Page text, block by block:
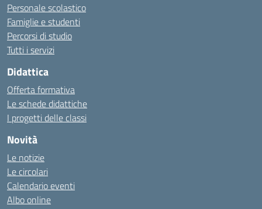
Personale scolastico
Famiglie e studenti
Percorsi di studio
Tutti i servizi
Didattica
Offerta formativa
Le schede didattiche
I progetti delle classi
Novità
Le notizie
Le circolari
Calendario eventi
Albo online